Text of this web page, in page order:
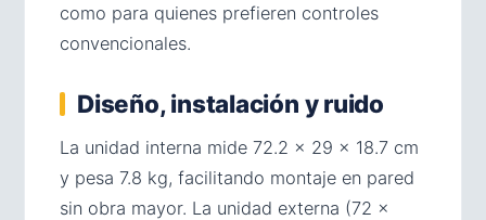
como para quienes prefieren controles
convencionales.
Diseño, instalación y ruido
La unidad interna mide 72.2 × 29 × 18.7 cm
y pesa 7.8 kg, facilitando montaje en pared
sin obra mayor. La unidad externa (72 ×